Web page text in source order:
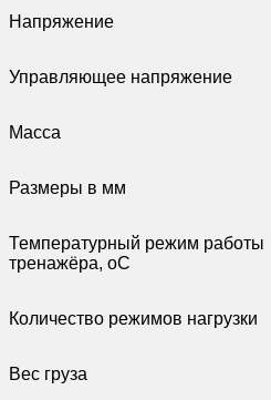
Напряжение
Управляющее напряжение
Масса
Размеры в мм
Температурный режим работы
тренажёра, оС
Количество режимов нагрузки
Вес груза